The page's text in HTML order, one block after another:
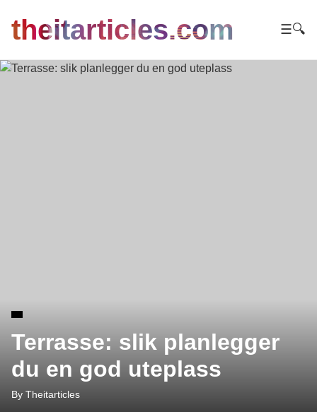
theitarticles.com ☰🔍
Terrasse: slik planlegger
du en god uteplass
By Theitarticles